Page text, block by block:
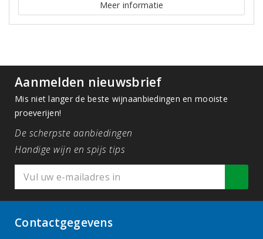
Meer informatie
Aanmelden nieuwsbrief
Mis niet langer de beste wijnaanbiedingen en mooiste
proeverijen!
De scherpste aanbiedingen
Handige wijn en spijs tips
Contactgegevens